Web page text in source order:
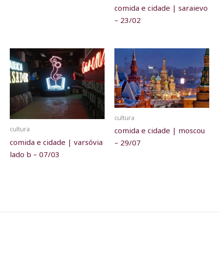
comida e cidade | saraievo
– 23/02
cultura
comida e cidade | varsóvia
lado b – 07/03
cultura
comida e cidade | moscou
– 29/07